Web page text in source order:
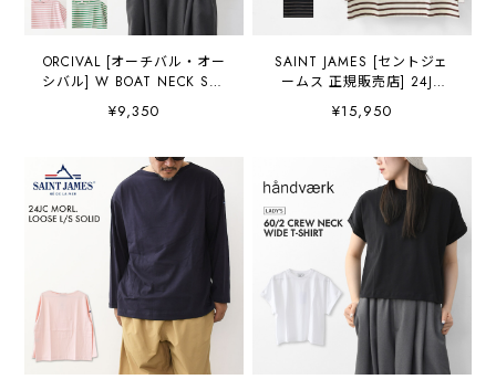
ORCIVAL [オーチバル・オー
シバル] W BOAT NECK S/S
P.O.-BORDER- [OR-
C0335BFJ-B] ボートネック
ーカットソー・ボーダーTシ
ャツ・半袖Tシャツ・
LADY'S [2026SS]
¥9,350
SAINT JAMES [セントジェ
ームス 正規販売店] 24JC
MORL.LOOSE L/S BODER
[bo-24jcmorl] モーレルーズ
MORL.LOOSE・長袖・ボー
ダー・コットンカットソ
ー・長袖カットソー・
MEN'S / LADY'S [2026SS]
¥15,950